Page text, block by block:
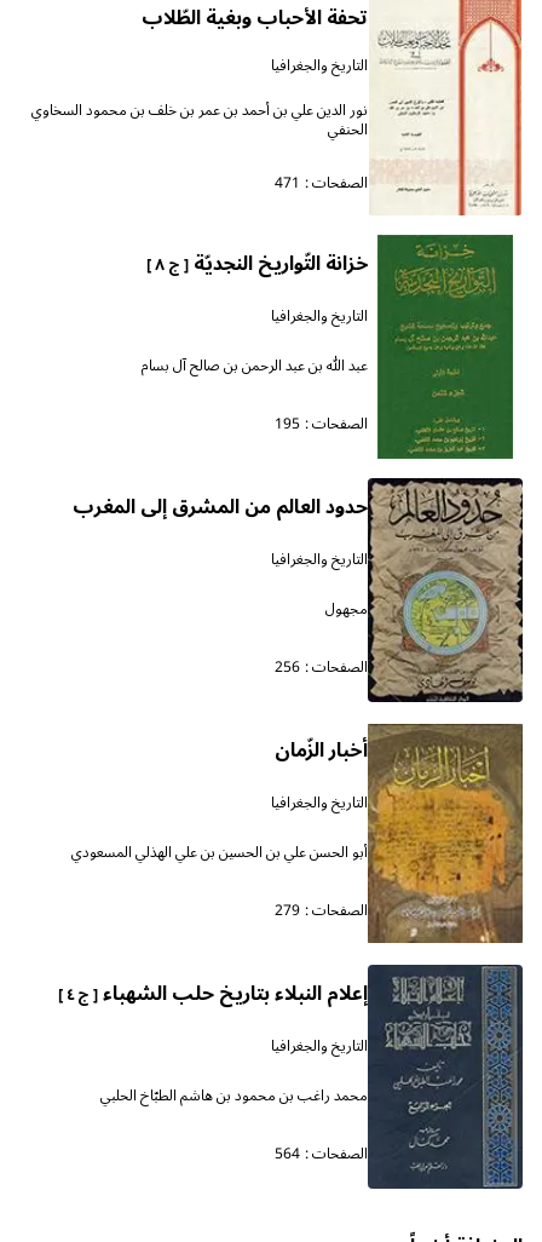
تحفة الأحباب وبغية الطّلاب
التاريخ والجغرافيا
نور الدين علي بن أحمد بن عمر بن خلف بن محمود السخاوي
الحنفي
الصفحات : 471
خزانة التّواريخ النجديّة[ ج ٨ ]
التاريخ والجغرافيا
عبد الله بن عبد الرحمن بن صالح آل بسام
الصفحات : 195
حدود العالم من المشرق إلى المغرب
التاريخ والجغرافيا
مجهول
الصفحات : 256
أخبار الزّمان
التاريخ والجغرافيا
أبو الحسن علي بن الحسين بن علي الهذلي المسعودي
الصفحات : 279
إعلام النبلاء بتاريخ حلب الشهباء[ ج ٤ ]
التاريخ والجغرافيا
محمد راغب بن محمود بن هاشم الطبّاخ الحلبي
الصفحات : 564